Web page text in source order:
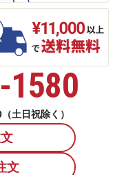
1580
土日祝除く）
文